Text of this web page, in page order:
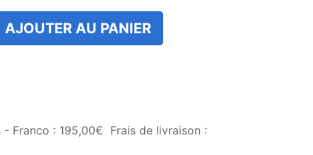
AJOUTER AU PANIER
- Franco : 195,00€ Frais de livraison :